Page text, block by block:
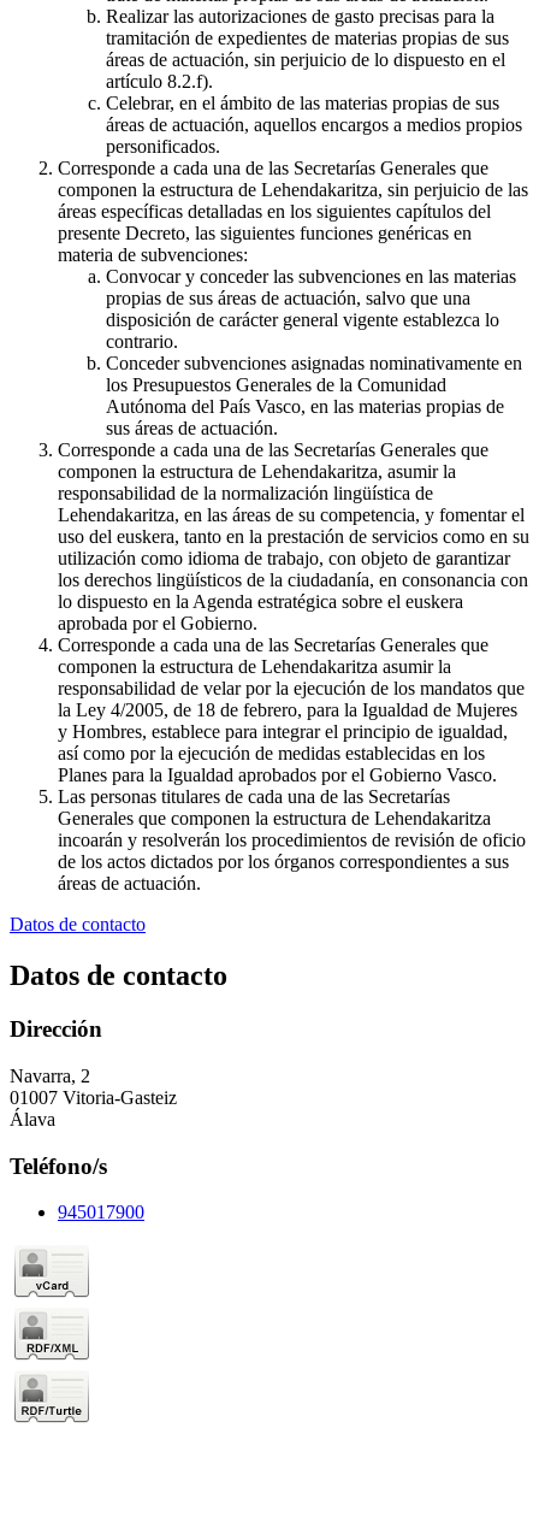
Realizar las autorizaciones de gasto precisas para la
tramitación de expedientes de materias propias de sus
áreas de actuación, sin perjuicio de lo dispuesto en el
artículo 8.2.f).
Celebrar, en el ámbito de las materias propias de sus
áreas de actuación, aquellos encargos a medios propios
personificados.
Corresponde a cada una de las Secretarías Generales que
componen la estructura de Lehendakaritza, sin perjuicio de las
áreas específicas detalladas en los siguientes capítulos del
presente Decreto, las siguientes funciones genéricas en
materia de subvenciones:
Convocar y conceder las subvenciones en las materias
propias de sus áreas de actuación, salvo que una
disposición de carácter general vigente establezca lo
contrario.
Conceder subvenciones asignadas nominativamente en
los Presupuestos Generales de la Comunidad
Autónoma del País Vasco, en las materias propias de
sus áreas de actuación.
Corresponde a cada una de las Secretarías Generales que
componen la estructura de Lehendakaritza, asumir la
responsabilidad de la normalización lingüística de
Lehendakaritza, en las áreas de su competencia, y fomentar el
uso del euskera, tanto en la prestación de servicios como en su
utilización como idioma de trabajo, con objeto de garantizar
los derechos lingüísticos de la ciudadanía, en consonancia con
lo dispuesto en la Agenda estratégica sobre el euskera
aprobada por el Gobierno.
Corresponde a cada una de las Secretarías Generales que
componen la estructura de Lehendakaritza asumir la
responsabilidad de velar por la ejecución de los mandatos que
la Ley 4/2005, de 18 de febrero, para la Igualdad de Mujeres
y Hombres, establece para integrar el principio de igualdad,
así como por la ejecución de medidas establecidas en los
Planes para la Igualdad aprobados por el Gobierno Vasco.
Las personas titulares de cada una de las Secretarías
Generales que componen la estructura de Lehendakaritza
incoarán y resolverán los procedimientos de revisión de oficio
de los actos dictados por los órganos correspondientes a sus
áreas de actuación.
Datos de contacto
Datos de contacto
Dirección
Navarra, 2
01007 Vitoria-Gasteiz
Álava
Teléfono/s
945017900